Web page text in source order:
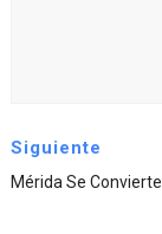
Siguiente
Mérida Se